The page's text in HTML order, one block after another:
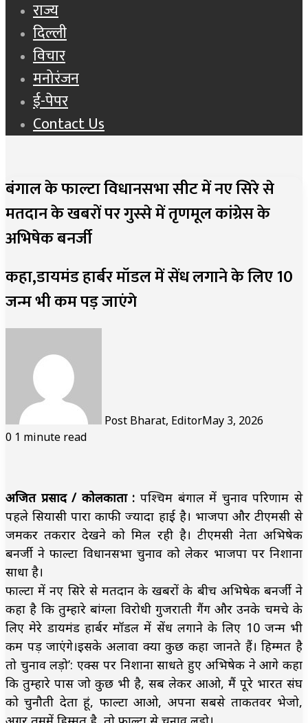
राज्य
दिल्ली
विचार
मनोरंजन
ई-पेपर
Contact Us
बंगाल के फाल्टा विधानसभा सीट में नए सिरे से
मतदान के खबरों पर गुस्से में तृणमूल कांग्रेस के
अभिषेक बनर्जी
कहा,डायमंड हार्बर मॉडल में सेंध लगाने के लिए 10
जन्म भी कम पड़ जाएंगे
Post Bharat, EditorMay 3, 2026
0 1 minute read
अजित प्रसाद / कोलकाता : पश्चिम बंगाल में चुनाव परिणाम से
पहले सियासी पारा काफी ज्यादा हाई है। भाजपा और टीएमसी से
जमकर तकरार देखने को मिल रही है। टीएमसी नेता अभिषेक
बनर्जी ने फाल्टा विधानसभा चुनाव को लेकर भाजपा पर निशाना
साधा है।
फाल्टा में नए सिरे से मतदान के खबरों के बीच अभिषेक बनर्जी ने
कहा है कि तुम्हारे बांग्ला विरोधी गुजराती गैंग और उनके चमचे के
लिए मेरे डायमंड हार्बर मॉडल में सेंध लगाने के लिए 10 जन्म भी
कम पड़ जाएंगे।इसके अलावा क्या कुछ कहा जानते हैं। हिम्मत है
तो चुनाव लड़ो’: एक्स पर निशाना साधते हुए अभिषेक ने आगे कहा
कि तुम्हारे पास जो कुछ भी है, सब लेकर आओ, मैं पूरे भारत संघ
को चुनौती देता हूं, फाल्टा आओ, अपना सबसे ताकतवर भेजो,